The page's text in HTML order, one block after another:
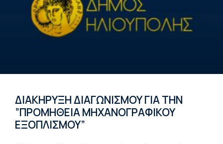
ΔΙΑΚΗΡΥΞΗ ΔΙΑΓΩΝΙΣΜΟΥ ΓΙΑ ΤΗΝ
”ΠΡΟΜΗΘΕΙΑ ΜΗΧΑΝΟΓΡΑΦΙΚΟΥ
ΕΞΟΠΛΙΣΜΟΥ”